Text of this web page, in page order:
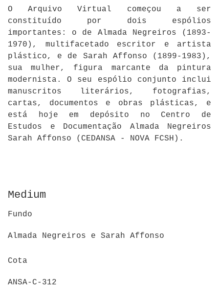
O Arquivo Virtual começou a ser
constituído por dois espólios
importantes: o de Almada Negreiros (1893-
1970), multifacetado escritor e artista
plástico, e de Sarah Affonso (1899-1983),
sua mulher, figura marcante da pintura
modernista. O seu espólio conjunto inclui
manuscritos literários, fotografias,
cartas, documentos e obras plásticas, e
está hoje em depósito no Centro de
Estudos e Documentação Almada Negreiros
Sarah Affonso (CEDANSA - NOVA FCSH).
Medium
Fundo
Almada Negreiros e Sarah Affonso
Cota
ANSA-C-312